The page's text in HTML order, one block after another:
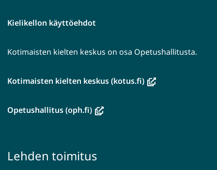
Kielikellon käyttöehdot
Kotimaisten kielten keskus on osa Opetushallitusta.
Kotimaisten kielten keskus (kotus.fi)(avautuu
Opetushallitus (oph.fi)(avautuu
toiseen
Lehden toimitus